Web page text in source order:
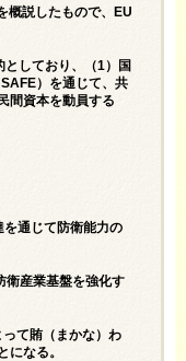
概説したもので、EU
しており、（1）国
）を通じて、共
間資本を動員する
通じて防衛能力の
衛産業基盤を強化す
て賄（まかな）わ
になる。